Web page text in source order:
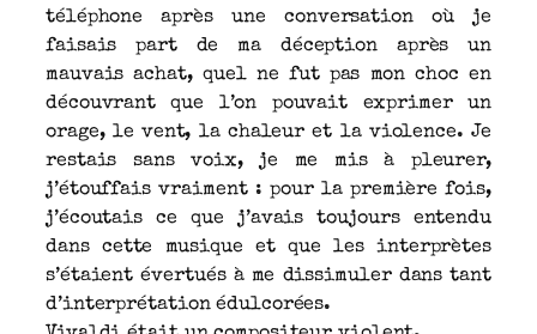
téléphone après une conversation où je
faisais part de ma déception après un
mauvais achat, quel ne fut pas mon choc en
découvrant que l’on pouvait exprimer un
orage, le vent, la chaleur et la violence. Je
restais sans voix, je me mis à pleurer,
j’étouffais vraiment : pour la première fois,
j’écoutais ce que j’avais toujours entendu
dans cette musique et que les interprètes
s’étaient évertués à me dissimuler dans tant
d’interprétation édulcorées.